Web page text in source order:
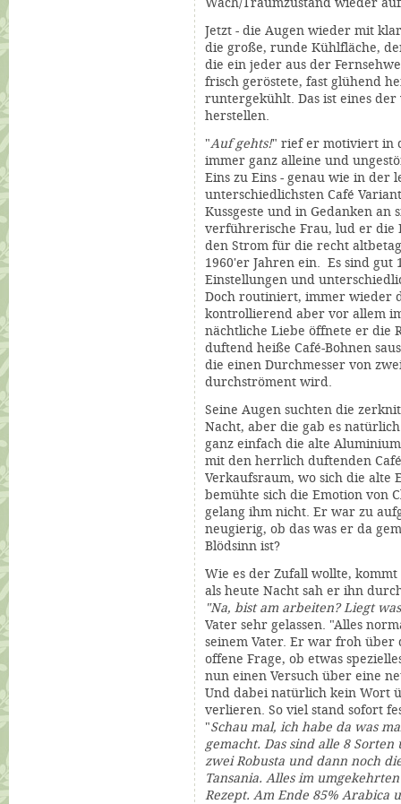
Jetzt - die Augen wieder mit
die große, runde Kühlfläche,
die ein jeder aus der
frisch geröstete, fast glühend
runtergekühlt. Das ist eines
herstellen.
"Auf gehts!" rief er motiviert in
immer ganz alleine und
Eins zu Eins - genau wie in der
unterschiedlichsten Café
Kussgeste und in Gedanken an
verführerische Frau, lud er die
den Strom für die recht
1960'er Jahren ein. Es sind gut
Einstellungen und
Doch routiniert, immer wieder
kontrollierend aber vor allem
nächtliche Liebe öffnete er die
duftend heiße Café-Bohnen
die einen Durchmesser von
durchströment wird.
Seine Augen suchten die
Nacht, aber die gab es
ganz einfach die alte
mit den herrlich duftenden
Verkaufsraum, wo sich die alte
bemühte sich die Emotion von
gelang ihm nicht. Er war zu
neugierig, ob das was er da
Blödsinn ist?
Wie es der Zufall wollte,
als heute Nacht sah er ihn
"Na, bist am arbeiten? Liegt
Vater sehr gelassen. "Alles
seinem Vater. Er war froh über
offene Frage, ob etwas
nun einen Versuch über eine
Und dabei natürlich kein Wort
verlieren. So viel stand sofort
"Schau mal, ich habe da was
gemacht. Das sind alle 8
zwei Robusta und dann noch
Tansania. Alles im
Rezept. Am Ende 85% Arabica